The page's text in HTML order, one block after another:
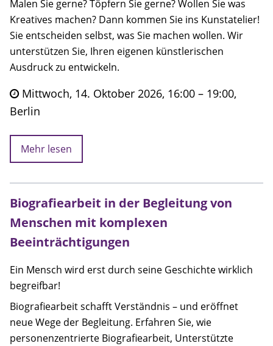
Malen Sie gerne? Töpfern Sie gerne? Wollen Sie was
Kreatives machen? Dann kommen Sie ins Kunstatelier!
Sie entscheiden selbst, was Sie machen wollen. Wir
unterstützen Sie, Ihren eigenen künstlerischen
Ausdruck zu entwickeln.
Mittwoch, 14. Oktober 2026, 16:00 – 19:00,
Berlin
Mehr lesen
Biografiearbeit in der Begleitung von
Menschen mit komplexen
Beeinträchtigungen
Ein Mensch wird erst durch seine Geschichte wirklich
begreifbar!
Biografiearbeit schafft Verständnis – und eröffnet
neue Wege der Begleitung. Erfahren Sie, wie
personenzentrierte Biografiearbeit, Unterstützte